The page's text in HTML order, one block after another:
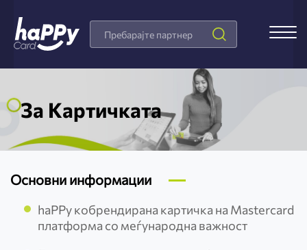
Search
Products
За Картичката
Основни информации
haPPy кобрендирана картичка на Mastercard
платформа со меѓународна важност